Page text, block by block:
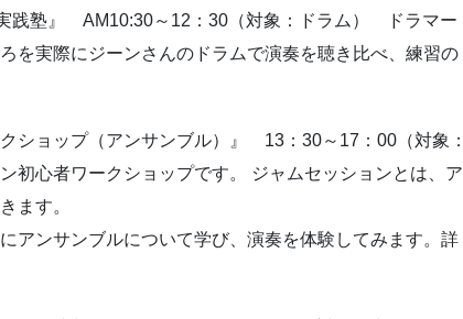
践塾』 AM10:30～12：30（対象：ドラム） ドラマー
を実際にジーンさんのドラムで演奏を聴き比べ、練習の
ショップ（アンサンブル）』 13：30～17：00（対象：
初心者ワークショップです。 ジャムセッションとは、ア
ます。
アンサンブルについて学び、演奏を体験してみます。詳